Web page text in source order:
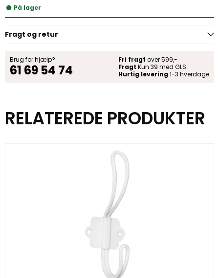
På lager
Fragt og retur
Brug for hjælp?
61 69 54 74
Fri fragt over 599,-
Fragt Kun 39 med GLS
Hurtig levering 1-3 hverdage
RELATEREDE PRODUKTER